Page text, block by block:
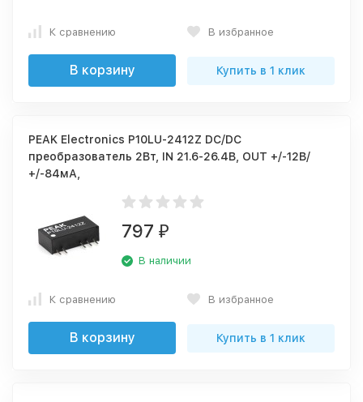
К сравнению В избранное
В корзину Купить в 1 клик
PEAK Electronics P10LU-2412Z DC/DC
преобразователь 2Вт, IN 21.6-26.4В, OUT +/-12В/
+/-84мА,
797 ₽
В наличии
К сравнению В избранное
В корзину Купить в 1 клик